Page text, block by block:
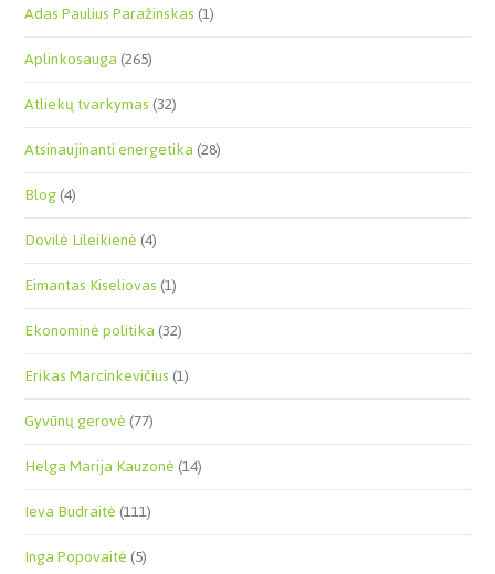
Adas Paulius Paražinskas(1)
Aplinkosauga(265)
Atliekų tvarkymas(32)
Atsinaujinanti energetika(28)
Blog(4)
Dovilė Lileikienė(4)
Eimantas Kiseliovas(1)
Ekonominė politika(32)
Erikas Marcinkevičius(1)
Gyvūnų gerovė(77)
Helga Marija Kauzonė(14)
Ieva Budraitė(111)
Inga Popovaitė(5)